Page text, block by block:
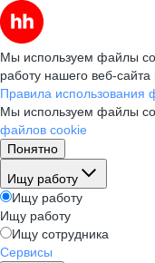
Мы используем файлы
работу нашего веб-сайта
Правила использования
Мы используем файлы
файлов cookie
Понятно
Ищу работу
Ищу работу
Ищу работу
Ищу сотрудника
Сервисы